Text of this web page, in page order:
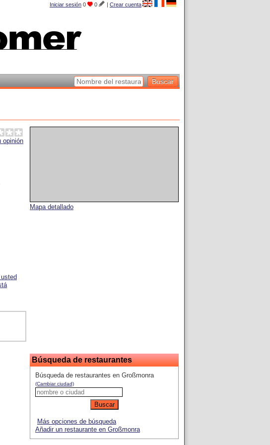
Iniciar sesión 0 0 | Crear cuenta
Mapa detallado
Búsqueda de restaurantes
Búsqueda de restaurantes en Großmonra
(Cambiar ciudad)
Más opciones de búsqueda
Añadir un restaurante en Großmonra
opinión